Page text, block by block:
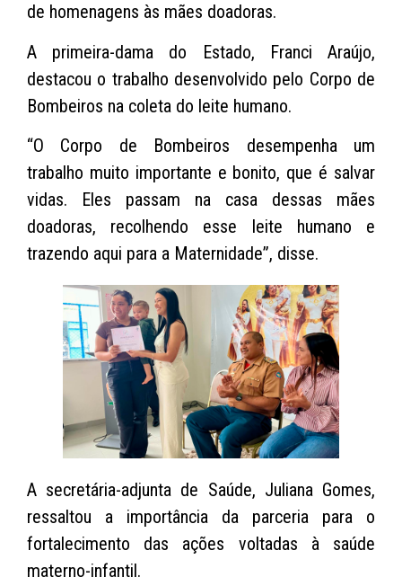
de homenagens às mães doadoras.
A primeira-dama do Estado, Franci Araújo,
destacou o trabalho desenvolvido pelo Corpo de
Bombeiros na coleta do leite humano.
“O Corpo de Bombeiros desempenha um
trabalho muito importante e bonito, que é salvar
vidas. Eles passam na casa dessas mães
doadoras, recolhendo esse leite humano e
trazendo aqui para a Maternidade”, disse.
A secretária-adjunta de Saúde, Juliana Gomes,
ressaltou a importância da parceria para o
fortalecimento das ações voltadas à saúde
materno-infantil.